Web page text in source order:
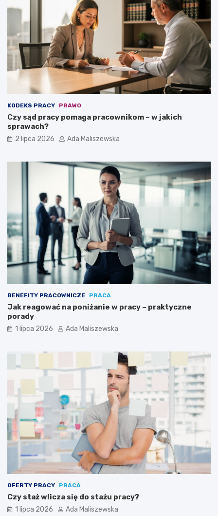
KODEKS PRACY PRAWO
Czy sąd pracy pomaga pracownikom – w jakich
sprawach?
2 lipca 2026 Ada Maliszewska
BENEFITY PRACOWNICZE PRACA
Jak reagować na poniżanie w pracy – praktyczne
porady
1 lipca 2026 Ada Maliszewska
OFERTY PRACY PRACA
Czy staż wlicza się do stażu pracy?
1 lipca 2026 Ada Maliszewska